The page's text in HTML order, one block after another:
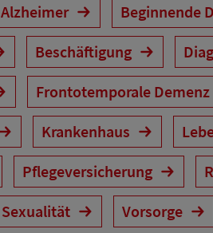
Alzheimer Beginnende
Beschäftigung
Frontotemporale Demenz
Krankenhaus
Pflegeversicherung
Sexualität Vorsorge